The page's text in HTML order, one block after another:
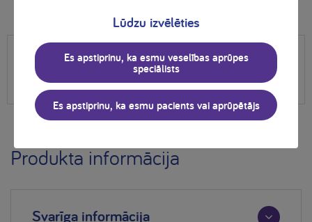
Produkta informācija
Svarīga informācija
Lūdzu izvēlēties
Es apstiprinu, ka esmu veselības aprūpes
speciālists
Es apstiprinu, ka esmu pacients vai aprūpētājs